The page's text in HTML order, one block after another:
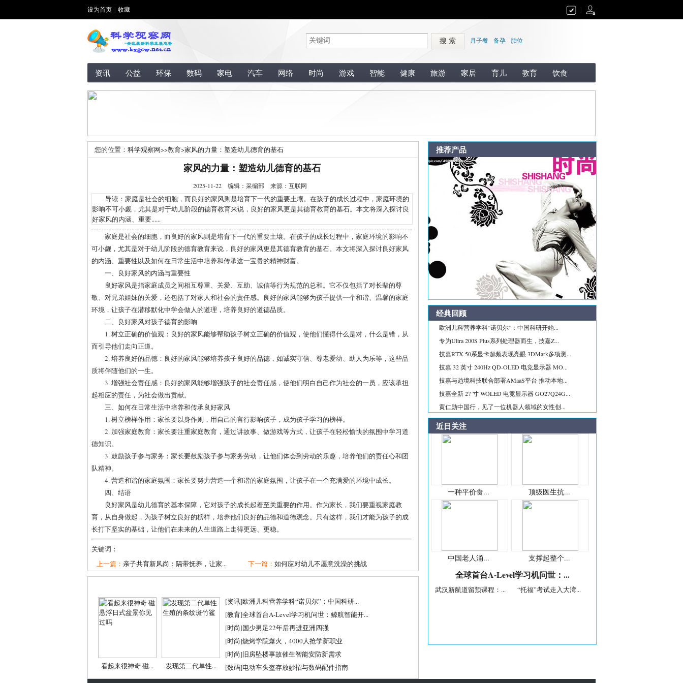
设为首页 收藏
搜 索 月子餐 备孕 胎位
资讯 公益 环保 数码 家电 汽车 网络 时尚 游戏 智能 健康 旅游 家居 育儿 教育 饮食
您的位置： 科学观察网>>教育>家风的力量：塑造幼儿德育的基石
家风的力量：塑造幼儿德育的基石
2025-11-22 编辑：采编部 来源：互联网
导读：家庭是社会的细胞，而良好的家风则是培育下一代的重要土壤。在孩子的成长过程中，家庭环境的
影响不可小觑，尤其是对于幼儿阶段的德育教育来说，良好的家风更是其德育教育的基石。本文将深入探讨良
好家风的内涵、重要......
家庭是社会的细胞，而良好的家风则是培育下一代的重要土壤。在孩子的成长过程中，家庭环境的影响不
可小觑，尤其是对于幼儿阶段的德育教育来说，良好的家风更是其德育教育的基石。本文将深入探讨良好家风
的内涵、重要性以及如何在日常生活中培养和传承这一宝贵的精神财富。
一、良好家风的内涵与重要性
良好家风是指家庭成员之间相互尊重、关爱、互助、诚信等行为规范的总和。它不仅包括了对长辈的尊
敬、对兄弟姐妹的关爱，还包括了对家人和社会的责任感。良好的家风能够为孩子提供一个和谐、温馨的家庭
环境，让孩子在潜移默化中学会做人的道理，培养良好的道德品质。
二、良好家风对孩子德育的影响
1. 树立正确的价值观：良好的家风能够帮助孩子树立正确的价值观，使他们懂得什么是对，什么是错，从
而引导他们走向正道。
2. 培养良好的品德：良好的家风能够培养孩子良好的品德，如诚实守信、尊老爱幼、助人为乐等，这些品
质将伴随他们的一生。
3. 增强社会责任感：良好的家风能够增强孩子的社会责任感，使他们明白自己作为社会的一员，应该承担
起相应的责任，为社会做出贡献。
三、如何在日常生活中培养和传承良好家风
1. 树立榜样作用：家长要以身作则，用自己的言行影响孩子，成为孩子学习的榜样。
2. 加强家庭教育：家长要注重家庭教育，通过讲故事、做游戏等方式，让孩子在轻松愉快的氛围中学习道
德知识。
3. 鼓励孩子参与家务：家长要鼓励孩子参与家务劳动，让他们体会到劳动的乐趣，培养他们的责任心和团
队精神。
4. 营造和谐的家庭氛围：家长要努力营造一个和谐的家庭氛围，让孩子在一个充满爱的环境中成长。
四、结语
良好家风是幼儿德育的基本保障，它对孩子的成长起着至关重要的作用。作为家长，我们要重视家庭教
育，从自身做起，为孩子树立良好的榜样，培养他们良好的品德和道德观念。只有这样，我们才能为孩子的成
长打下坚实的基础，让他们在未来的人生道路上走得更远、更稳。
关键词：
上一篇： 亲子共育新风尚：隔带抚养，让家... 下一篇： 如何应对幼儿不愿意洗澡的挑战
看起来很神奇 磁... 发现第二代单性...
[资讯]欧洲儿科营养学科“诺贝尔”：中国科研...
[教育]全球首台A-Level学习机问世：鲸航智能开...
[时尚]国少男足22年后再进亚洲四强
[时尚]烧烤学院爆火，4000人抢学新职业
[时尚]旧房坠楼事故催生智能安防新需求
[数码]电动车头盔存放妙招与数码配件指南
推荐产品
经典回顾
欧洲儿科营养学科“诺贝尔”：中国科研开始...
专为Ultra 200S Plus系列处理器而生，技嘉Z...
技嘉RTX 50系显卡超频表现亮眼 3DMark多项测...
技嘉 32 英寸 240Hz QD-OLED 电竞显示器 MO...
技嘉与趋境科技联合部署AMaaS平台 推动本地...
技嘉全新 27 寸 WOLED 电竞显示器 GO27Q24G...
黄仁勋中国行，见了一位机器人领域的女性创...
近日关注
一种平价食... 顶级医生抗...
中国老人涌... 支撑起整个...
全球首台A-Level学习机问世：...
武汉新航道留预课程：... “托福”考试走入大湾...